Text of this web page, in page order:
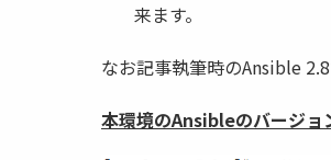
来ます。
なお記事執筆時のAnsible
本環境のAnsibleのバージョ